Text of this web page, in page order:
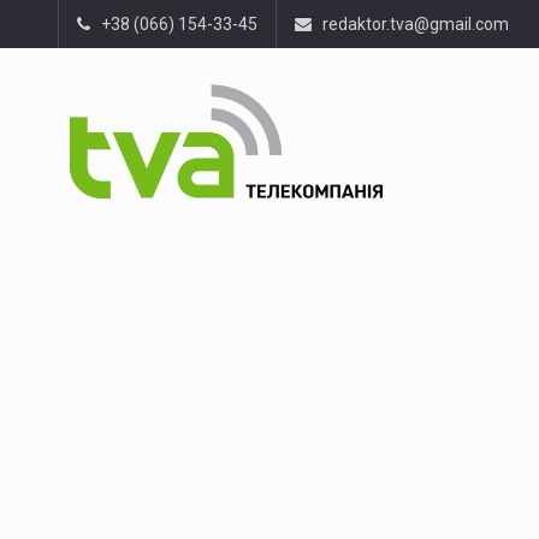
+38 (066) 154-33-45 redaktor.tva@gmail.com